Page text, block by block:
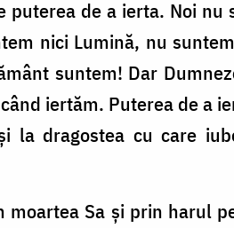
puterea de a ier­ta. Noi
nici Lumină, nu
suntem! Dar
ier­tăm. Puterea de a
la dragostea cu care
Sa şi prin harul